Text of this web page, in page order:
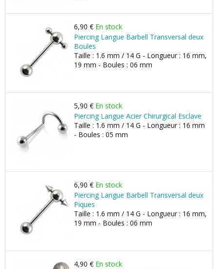
6,90 € En stock
Piercing Langue Barbell Transversal deux
Boules
Taille : 1.6 mm / 14 G - Longueur : 16 mm,
19 mm - Boules : 06 mm
5,90 € En stock
Piercing Langue Acier Chirurgical Esclave
Taille : 1.6 mm / 14 G - Longueur : 16 mm
- Boules : 05 mm
6,90 € En stock
Piercing Langue Barbell Transversal deux
Piques
Taille : 1.6 mm / 14 G - Longueur : 16 mm,
19 mm - Boules : 06 mm
4,90 € En stock